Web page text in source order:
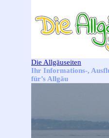
Die Allgäuseiten
Ihr Informations-,
für’s Allgäu